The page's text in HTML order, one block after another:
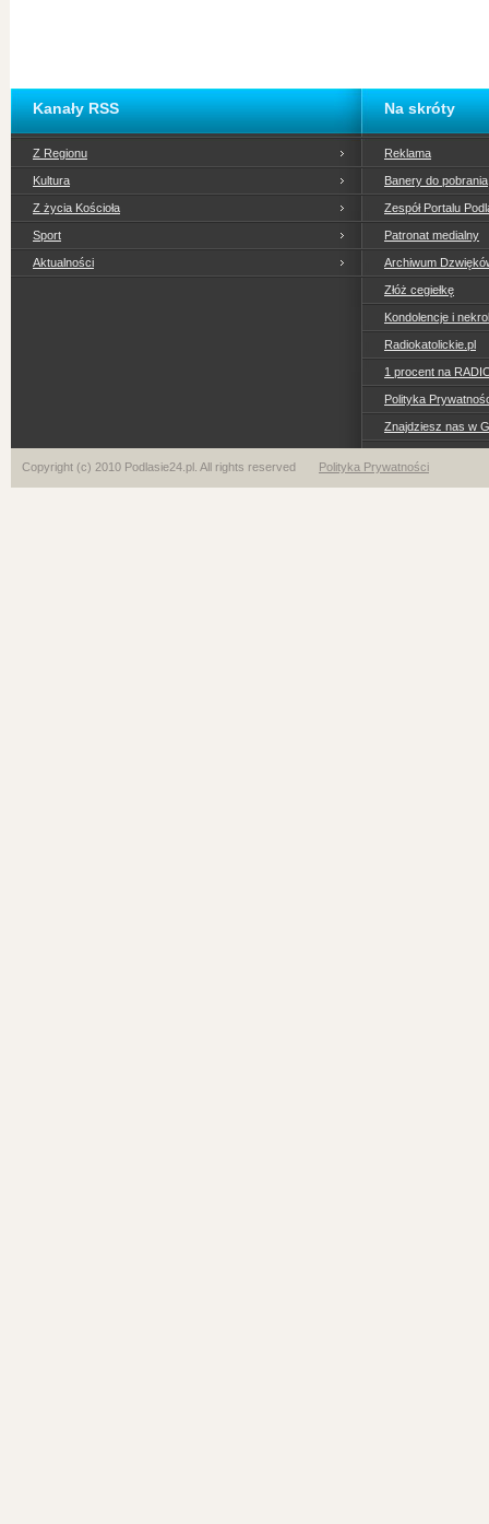
Kanały RSS
Z Regionu
Kultura
Z życia Kościoła
Sport
Aktualności
Na skróty
Reklama
Banery do pobrania
Zespół Portalu
Patronat medialny
Archiwum
Złóż cegiełkę
Kondolencje i
Radiokatolickie.pl
1 procent na
Polityka
Znajdziesz nas w
Copyright (c) 2010 Podlasie24.pl. All rights reserved Polityka Prywatności